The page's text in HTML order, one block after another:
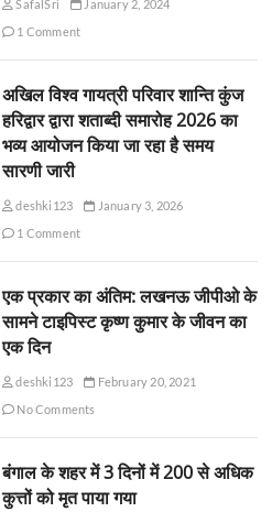
SafalSri
January 2, 2024
1 Comment
अखिल विश्व गायत्री परिवार शान्ति कुंज
हरिद्वार द्वारा शताब्दी समारोह 2026 का
भव्य आयोजन किया जा रहा है समय
सारणी जारी
deshki123
January 3, 2026
1 Comment
एक प्रकार का अंतिम: लखनऊ जीपीओ के
सामने टाइपिस्ट कृष्ण कुमार के जीवन का
एक दिन
deshki123
February 20, 2021
No Comments
बंगाल के शहर में 3 दिनों में 200 से अधिक
कुत्तों को मृत पाया गया